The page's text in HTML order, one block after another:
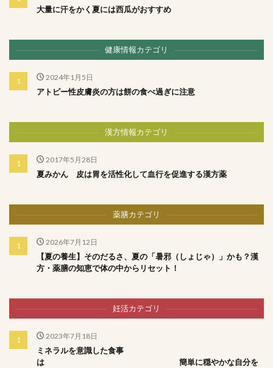
大量に汗をかく夏には西瓜がおすすめ
健康情報カテゴリ
2024年1月5日
アトピー性皮膚炎の方は餅の食べ過ぎに注意
漢方情報カテゴリ
2017年5月28日
夏みかん 皮は胃を活性化して血行を促進する漢方薬
薬膳カテゴリ
2026年7月12日
【夏の養生】そのだるさ、夏の「暑邪（しょじゃ）」かも？漢
方・薬膳の知恵で体の中からリセット！
妊活カテゴリ
2023年7月18日
ミネラルを意識した食事
は 簡単に穏やかな自分を